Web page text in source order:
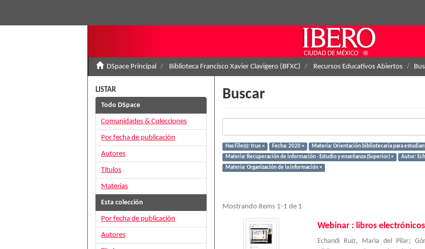
DSpace Principal Biblioteca Francisco Xavier Clavigero (BFXC) Recursos Educativos Abiertos
Buscar
Has File(s): true × Fecha: 2020 ×
Materia: Orientación bibliotecaria para
Materia: Recuperación de información - Estudio y enseñanza (Superior) ×
Autor:
Materia: Organización de la información ×
Mostrando ítems 1-1 de 1
Webinar : libros electrónicos
Echandi Ruiz, Maria del Pilar;
LISTAR
Todo DSpace
Comunidades & Colecciones
Por fecha de publicación
Autores
Títulos
Materias
Esta colección
Por fecha de publicación
Autores